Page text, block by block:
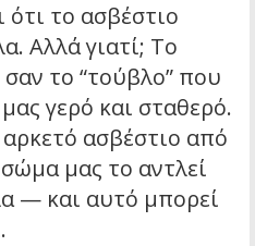
το ασβέστιο
Αλλά γιατί; Το
σαν το “τούβλο” που
γερό και σταθερό.
ασβέστιο από
μας το αντλεί
— και αυτό μπορεί